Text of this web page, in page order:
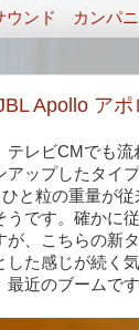
ウンド カンパ
Apollo ア
レビCMでも流
ップしたタイ
と粒の重量が従
です。確かに
、こちらの新
た感じが続く
近のブームです